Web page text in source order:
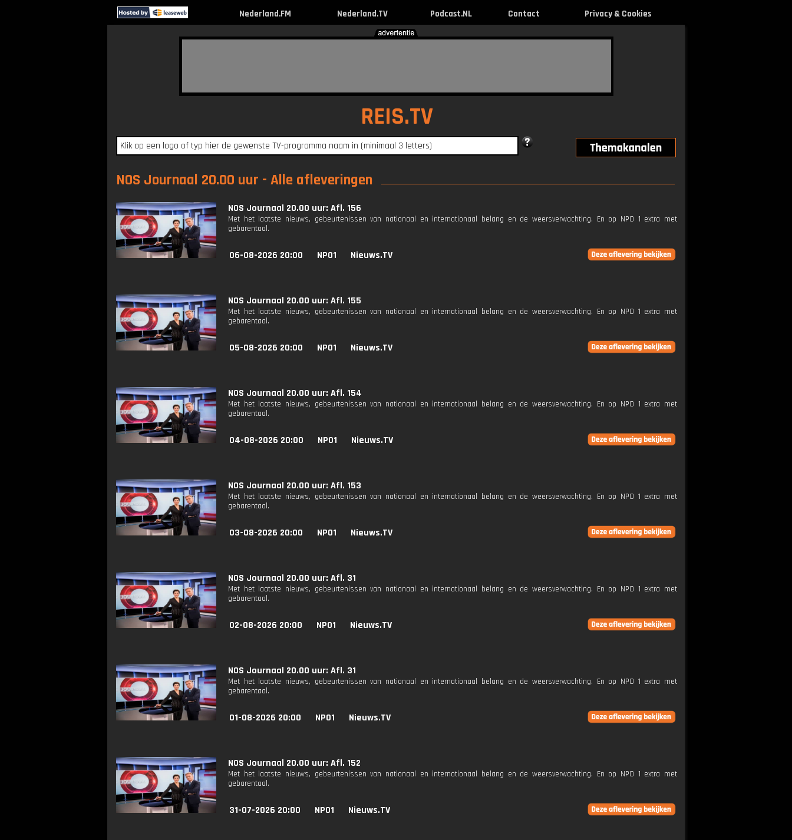
Nederland.FM Nederland.TV Podcast.NL Contact Privacy & Cookies
REIS.TV
NOS Journaal 20.00 uur - Alle afleveringen
NOS Journaal 20.00 uur: Afl. 156
Met het laatste nieuws, gebeurtenissen van nationaal en internationaal belang en de weersverwachting. En op NPO 1 extra met
gebarentaal.
06-08-2026 20:00 NPO1 Nieuws.TV
NOS Journaal 20.00 uur: Afl. 155
Met het laatste nieuws, gebeurtenissen van nationaal en internationaal belang en de weersverwachting. En op NPO 1 extra met
gebarentaal.
05-08-2026 20:00 NPO1 Nieuws.TV
NOS Journaal 20.00 uur: Afl. 154
Met het laatste nieuws, gebeurtenissen van nationaal en internationaal belang en de weersverwachting. En op NPO 1 extra met
gebarentaal.
04-08-2026 20:00 NPO1 Nieuws.TV
NOS Journaal 20.00 uur: Afl. 153
Met het laatste nieuws, gebeurtenissen van nationaal en internationaal belang en de weersverwachting. En op NPO 1 extra met
gebarentaal.
03-08-2026 20:00 NPO1 Nieuws.TV
NOS Journaal 20.00 uur: Afl. 31
Met het laatste nieuws, gebeurtenissen van nationaal en internationaal belang en de weersverwachting. En op NPO 1 extra met
gebarentaal.
02-08-2026 20:00 NPO1 Nieuws.TV
NOS Journaal 20.00 uur: Afl. 31
Met het laatste nieuws, gebeurtenissen van nationaal en internationaal belang en de weersverwachting. En op NPO 1 extra met
gebarentaal.
01-08-2026 20:00 NPO1 Nieuws.TV
NOS Journaal 20.00 uur: Afl. 152
Met het laatste nieuws, gebeurtenissen van nationaal en internationaal belang en de weersverwachting. En op NPO 1 extra met
gebarentaal.
31-07-2026 20:00 NPO1 Nieuws.TV